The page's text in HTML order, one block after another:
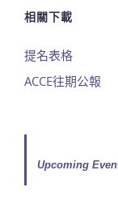
相關下載
提名表格
ACCE往期公報
Upcoming